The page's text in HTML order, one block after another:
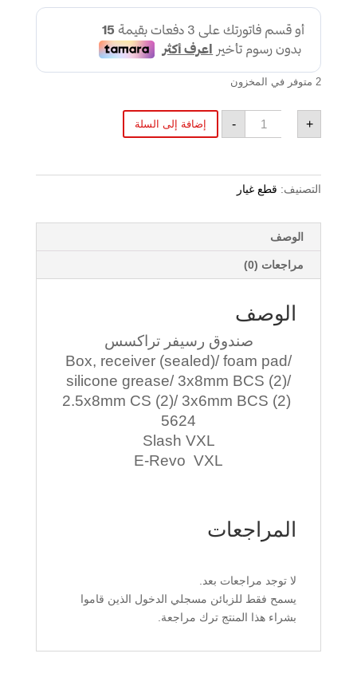
2 متوفر في المخزون
-
كمية
صندوق
رسيفر
+ إضافة إلى السلة
التصنيف: قطع غيار
الوصف
مراجعات (0)
الوصف
صندوق رسيفر تراكسس
Box, receiver (sealed)/ foam pad/
silicone grease/ 3x8mm BCS (2)/
2.5x8mm CS (2)/ 3x6mm BCS (2)
5624
Slash VXL
E-Revo VXL
المراجعات
لا توجد مراجعات بعد.
يسمح فقط للزبائن مسجلي الدخول الذين قاموا
بشراء هذا المنتج ترك مراجعة.